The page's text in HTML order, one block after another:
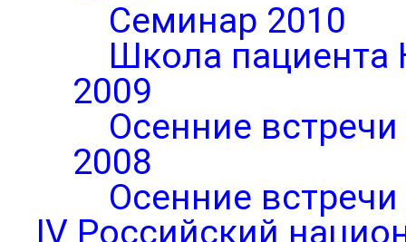
Семинар 2010
Школа пациента
2009
Осенние
2008
Осенние
IV Российский